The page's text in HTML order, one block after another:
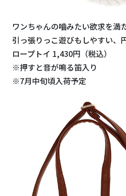
ワンちゃんの嚙みたい欲求を満
引っ張りっこ遊びもしやすい、
ロープトイ 1,430円（税込）
※押すと音が鳴る笛入り
※7月中旬頃入荷予定